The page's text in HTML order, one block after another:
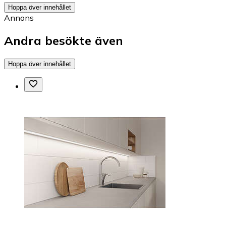
Hoppa över innehållet
Annons
Andra besökte även
Hoppa över innehållet